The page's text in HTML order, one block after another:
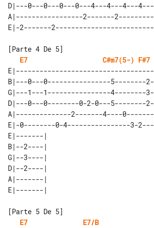
D|---0---0---0---0---4---4---4---4---
A|-----------------2-------2---------
E7
C#m7(5-) F#7
E|-----------------------------------
B|---0---0----------------5--------2-
G|---1---1----------------4--------3-
D|---0---0--------0-2-0---5--------2-
A|--------------2-------4----0-------
E|-0--------0-4----------------3-2---
E|-------|
B|--2----|
G|--3----|
D|--2----|
A|-------|
E7
E7/B